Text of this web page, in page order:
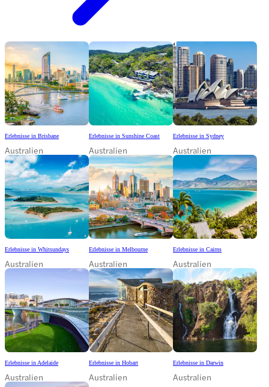
Erlebnisse in Brisbane
Australien
Erlebnisse in Sunshine Coast
Australien
Erlebnisse in Sydney
Australien
Erlebnisse in Whitsundays
Australien
Erlebnisse in Melbourne
Australien
Erlebnisse in Cairns
Australien
Erlebnisse in Adelaide
Australien
Erlebnisse in Hobart
Australien
Erlebnisse in Darwin
Australien